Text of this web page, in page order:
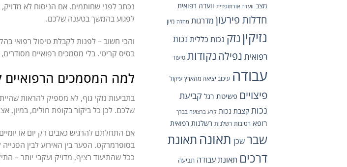
מצב וועדה אורתופדית וועדה רפואית
חדלות פירעון מדרגות מחלה מיון
נזיקיןנזק נכות כללית נכות
רפואית נפילה נקודות סיעוד
עבודה עיכוב יציאה מהארץ עיקול
פיצויים פשיטת רגל קביעת
נכות קצבת נכות קרע ברצועה בברך
רופא רטיבות רשלנות רשלנות רפואית
שברשכן תאונה תאונת
דרכים תאונת עבודה תביעה
נכתב לפני שחותמים. אם הניסוח לא
לפגוע בהמשך בטענה שלכם.
והכי חשוב – לפנות לקבלת טיפול רפואי
בסיס קריטי. בלי מסמכים רפואיים
למה המסמכים
בתביעות נזקי גוף, לא מספיק להראות
שלכם. לכן כל ביקור בקופת חולים, במיון,
אם התחלתם להרגיש כאבים רק יום או
בסופרמרקט. הפער בין האירוע לבין
ככל שהתיעוד רציף, מדויק ועקבי יותר –